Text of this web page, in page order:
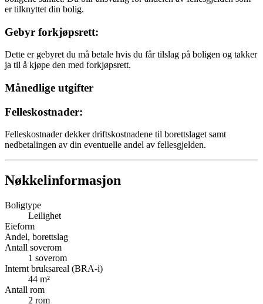
er tilknyttet din bolig.
Gebyr forkjøpsrett:
Dette er gebyret du må betale hvis du får tilslag på boligen og takker
ja til å kjøpe den med forkjøpsrett.
Månedlige utgifter
Felleskostnader:
Felleskostnader dekker driftskostnadene til borettslaget samt
nedbetalingen av din eventuelle andel av fellesgjelden.
Nøkkelinformasjon
Boligtype
Leilighet
Eieform
Andel, borettslag
Antall soverom
1 soverom
Internt bruksareal (BRA-i)
44 m²
Antall rom
2 rom